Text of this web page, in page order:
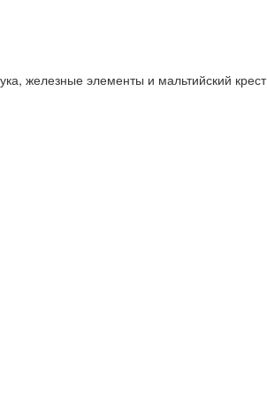
железные элементы и мальтийский крест